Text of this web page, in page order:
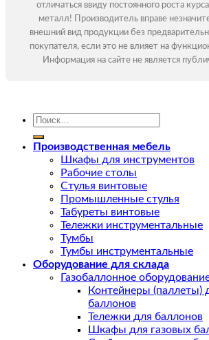
отличаться ввиду постоянного роста
металл! Производитель вправе
внешний вид продукции без
покупателя, если это не влияет на
Информация на сайте не является
Искать:
Производственная мебель
Шкафы для инструментов
Рабочие столы
Стулья винтовые
Промышленные стулья
Табуреты винтовые
Тележки инструментальные
Тумбы
Тумбы инструментальные
Оборудование для склада
Газобаллонное
Контейнеры (паллеты)
баллонов
Тележки для баллонов
Шкафы для газовых